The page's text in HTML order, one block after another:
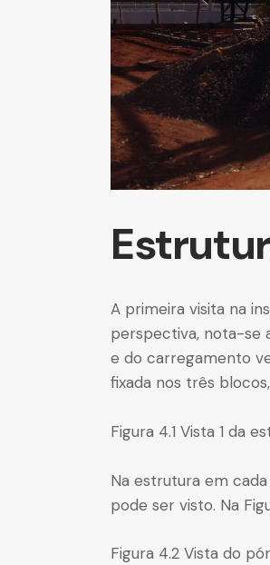
A primeira visita na
perspectiva, nota-se
e do carregamento
fixada nos três
Figura 4.1 Vista 1 da
Na estrutura em
pode ser visto. Na
Figura 4.2 Vista do